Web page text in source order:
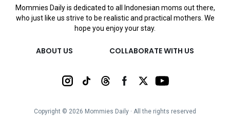
Mommies Daily is dedicated to all Indonesian moms out there,
who just like us strive to be realistic and practical mothers. We
hope you enjoy your stay.
ABOUT US COLLABORATE WITH US
Copyright © 2026 Mommies Daily ∙ All the rights reserved